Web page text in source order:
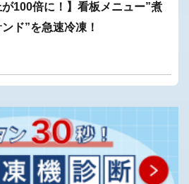
が100倍に！】看板メニュー”煮
ド”を急速冷凍！